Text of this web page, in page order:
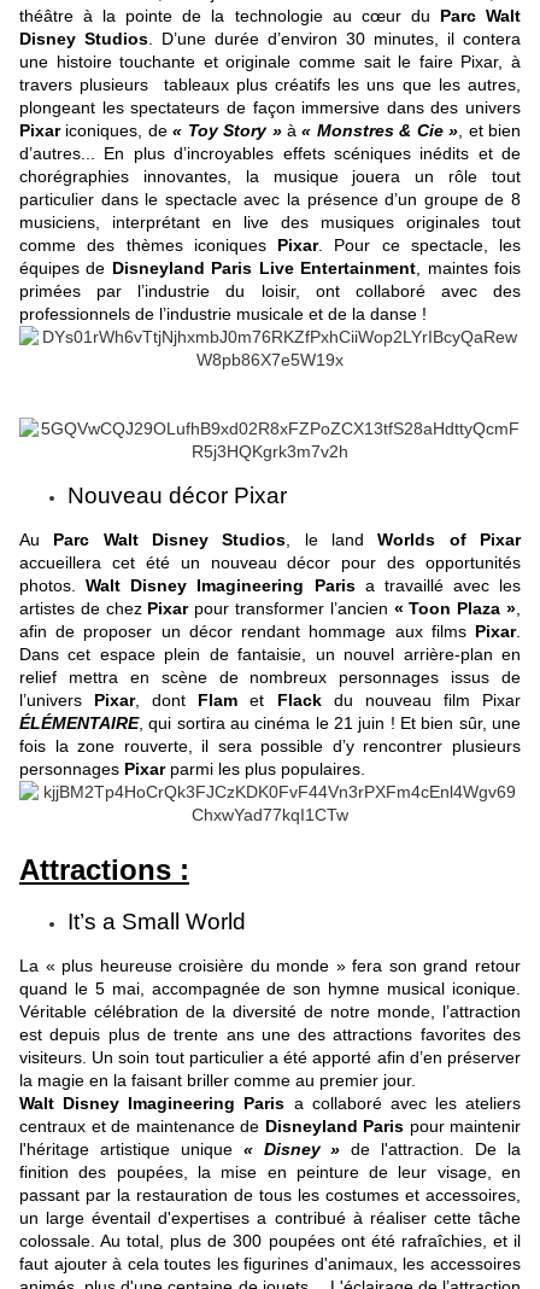
théâtre à la pointe de la technologie au cœur du Parc Walt
Disney Studios . D’une durée d’environ 30 minutes, il contera
une histoire touchante et originale comme sait le faire Pixar, à
travers plusieurs tableaux plus créatifs les uns que les autres,
plongeant les spectateurs de façon immersive dans des univers
Pixariconiques, de« Toy Story » à« Monstres & Cie » , et bien
d’autres... En plus d’incroyables effets scéniques inédits et de
chorégraphies innovantes, la musique jouera un rôle tout
particulier dans le spectacle avec la présence d’un groupe de 8
musiciens, interprétant en live des musiques originales tout
comme des thèmes iconiques Pixar. Pour ce spectacle, les
équipes de Disneyland Paris Live Entertainment , maintes fois
primées par l’industrie du loisir, ont collaboré avec des
professionnels de l’industrie musicale et de la danse !
Nouveau décor Pixar
Au Parc Walt Disney Studios , le landWorlds of Pixar
accueillera cet été un nouveau décor pour des opportunités
photos.Walt Disney Imagineering Parisa travaillé avec les
artistes de chez Pixarpour transformer l’ancien « Toon Plaza »
afin de proposer un décor rendant hommage aux films Pixar.
Dans cet espace plein de fantaisie, un nouvel arrière-plan en
relief mettra en scène de nombreux personnages issus de
l’univers Pixar, dont Flam et Flackdu nouveau film Pixar
ÉLÉMENTAIRE, qui sortira au cinéma le 21 juin ! Et bien sûr, une
fois la zone rouverte, il sera possible d’y rencontrer plusieurs
personnages Pixarparmi les plus populaires.
Attractions :
It’s a Small World
La « plus heureuse croisière du monde » fera son grand retour
quand le 5 mai, accompagnée de son hymne musical iconique.
Véritable célébration de la diversité de notre monde, l’attraction
est depuis plus de trente ans une des attractions favorites des
visiteurs. Un soin tout particulier a été apporté afin d’en préserver
la magie en la faisant briller comme au premier jour.
Walt Disney Imagineering Paris a collaboré avec les ateliers
centraux et de maintenance de Disneyland Paris pour maintenir
l'héritage artistique unique « Disney » de l'attraction. De la
finition des poupées, la mise en peinture de leur visage, en
passant par la restauration de tous les costumes et accessoires,
un large éventail d'expertises a contribué à réaliser cette tâche
colossale. Au total, plus de 300 poupées ont été rafraîchies, et il
faut ajouter à cela toutes les figurines d'animaux, les accessoires